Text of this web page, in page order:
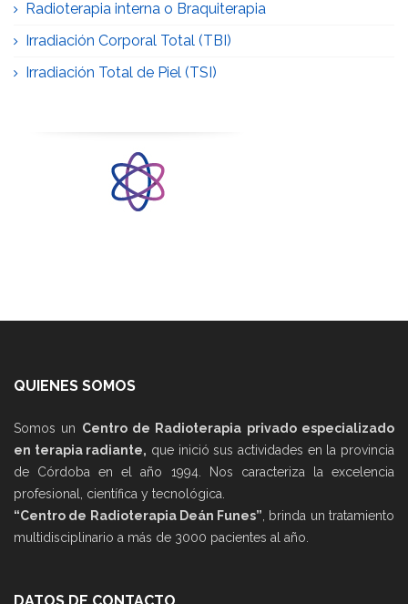
Radioterapia interna o Braquiterapia
Irradiación Corporal Total (TBI)
Irradiación Total de Piel (TSI)
QUIENES SOMOS
Somos un Centro de Radioterapia privado especializado
en terapia radiante, que inició sus actividades en la provincia
de Córdoba en el año 1994. Nos caracteriza la excelencia
profesional, científica y tecnológica.
“Centro de Radioterapia Deán Funes” , brinda un tratamiento
multidisciplinario a más de 3000 pacientes al año.